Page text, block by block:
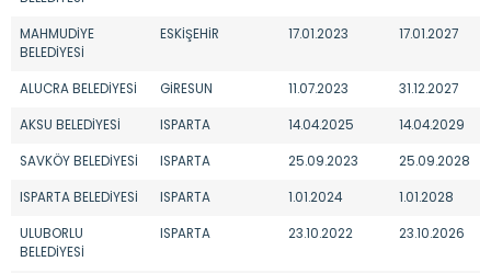
MAHMUDİYE
BELEDİYESİ
ESKİŞEHİR 17.01.2023 17.01.2027
ALUCRA BELEDİYESİ GİRESUN 11.07.2023 31.12.2027
AKSU BELEDİYESİ ISPARTA 14.04.2025 14.04.2029
SAVKÖY BELEDİYESİ ISPARTA 25.09.2023 25.09.2028
ISPARTA BELEDİYESİ ISPARTA 1.01.2024 1.01.2028
ULUBORLU
BELEDİYESİ
ISPARTA 23.10.2022 23.10.2026